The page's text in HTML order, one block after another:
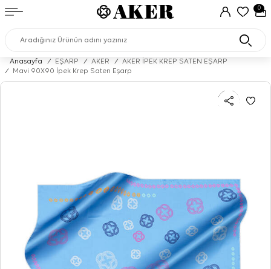
0
Anasayfa / EŞARP / AKER /
AKER İPEK KREP SATEN EŞARP
/
Mavi 90X90 İpek Krep Saten Eşarp